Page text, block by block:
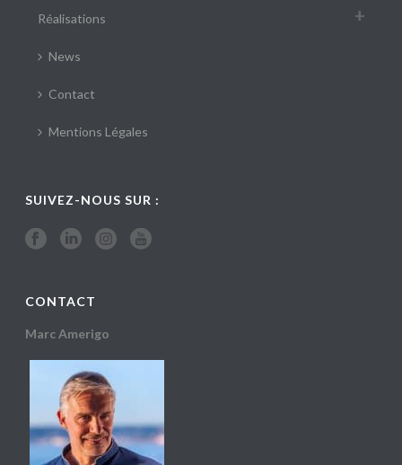
Réalisations
News
Contact
Mentions Légales
SUIVEZ-NOUS SUR :
CONTACT
Marc Amerigo